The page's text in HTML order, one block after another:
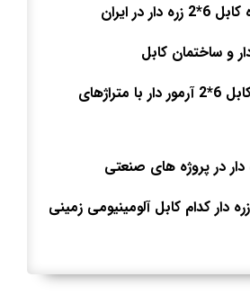
در ایران
ثبت سفارش خرید کابل 6*2 آرمور دار با متراژهای
دار در پروژه های صنعتی
جایگزین کابل 6*2 زره دار کدام کابل آلومینیومی زمینی